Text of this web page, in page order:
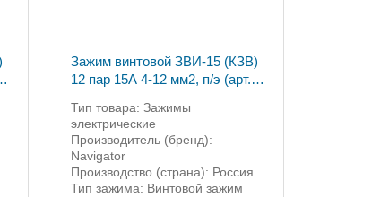
Зажим винтовой ЗВИ-15 (КЗВ)
12 пар 15А 4-12 мм2, п/э (арт.
Тип товара: Зажимы
электрические
Производитель (бренд):
Navigator
Производство (страна): Россия
Тип зажима: Винтовой зажим